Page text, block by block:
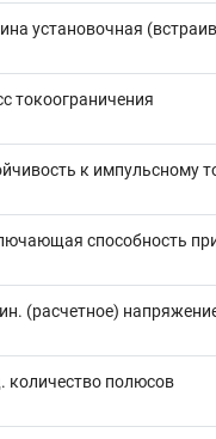
установочная
токоограничения
к импульсному
способность
(расчетное)
количество полюсов